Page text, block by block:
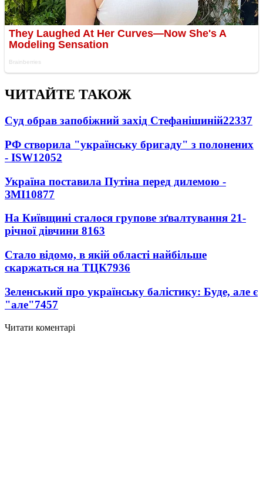
ЧИТАЙТЕ ТАКОЖ
Суд обрав запобіжний захід Стефанішиній22337
РФ створила "українську бригаду" з полонених
- ISW12052
Україна поставила Путіна перед дилемою -
ЗМІ10877
На Київщині сталося групове зґвалтування 21-
річної дівчини 8163
Стало відомо, в якій області найбільше
скаржаться на ТЦК7936
Зеленський про українську балістику: Буде, але є
"але"7457
Читати коментарі